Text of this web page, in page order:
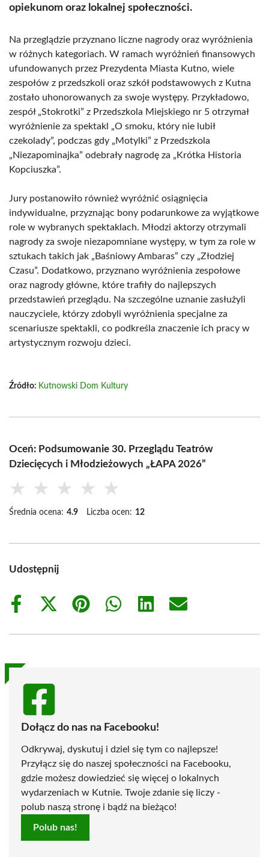
opiekunom oraz lokalnej społeczności.
Na przeglądzie przyznano liczne nagrody oraz wyróżnienia
w różnych kategoriach. W ramach wyróżnień finansowych
ufundowanych przez Prezydenta Miasta Kutno, wiele
zespołów z przedszkoli oraz szkół podstawowych z Kutna
zostało uhonorowanych za swoje występy. Przykładowo,
zespół „Stokrotki” z Przedszkola Miejskiego nr 5 otrzymał
wyróżnienie za spektakl „O smoku, który nie lubił
czekolady”, podczas gdy „Motylki” z Przedszkola
„Niezapominajka” odebrały nagrodę za „Krótka Historia
Kopciuszka”.
Jury postanowiło również wyróżnić osiągnięcia
indywidualne, przyznając bony podarunkowe za wyjątkowe
role w wybranych spektaklach. Młodzi aktorzy otrzymali
nagrody za swoje niezapomniane występy, w tym za role w
sztukach takich jak „Baśniowy Ambaras” czy „Złodziej
Czasu”. Dodatkowo, przyznano wyróżnienia zespołowe
oraz nagrody główne, które trafiły do najlepszych
przedstawień przeglądu. Na szczególne uznanie zasłużyli
nauczyciele, którzy zdobyli wyróżnienia specjalne za
scenariusze spektakli, co podkreśla znaczenie ich pracy w
artystycznym rozwoju dzieci.
Źródło: Kutnowski Dom Kultury
Oceń: Podsumowanie 30. Przeglądu Teatrów
Dziecięcych i Młodzieżowych „ŁAPA 2026”
★ ★ ★ ★ ★
Średnia ocena: 4.9 Liczba ocen: 12
Udostępnij
Share
Share
(Twitter)
Share
Share
Share
Share
Dołącz do nas na Facebooku!
Odkrywaj, dyskutuj i dziel się tym co najlepsze!
Przyłącz się do naszej społeczności na Facebooku,
gdzie możesz dowiedzieć się więcej o lokalnych
wydarzeniach w Kutnie. Twoje zdanie się liczy -
polub naszą stronę i bądź na bieżąco!
Polub nas!